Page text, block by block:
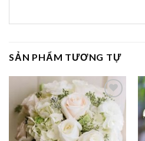
SẢN PHẨM TƯƠNG TỰ